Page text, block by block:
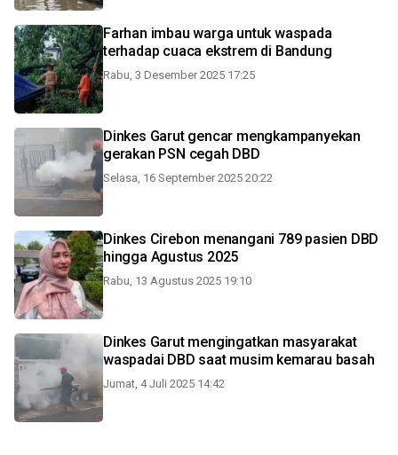
Farhan imbau warga untuk waspada
terhadap cuaca ekstrem di Bandung
Rabu, 3 Desember 2025 17:25
Dinkes Garut gencar mengkampanyekan
gerakan PSN cegah DBD
Selasa, 16 September 2025 20:22
Dinkes Cirebon menangani 789 pasien DBD
hingga Agustus 2025
Rabu, 13 Agustus 2025 19:10
Dinkes Garut mengingatkan masyarakat
waspadai DBD saat musim kemarau basah
Jumat, 4 Juli 2025 14:42